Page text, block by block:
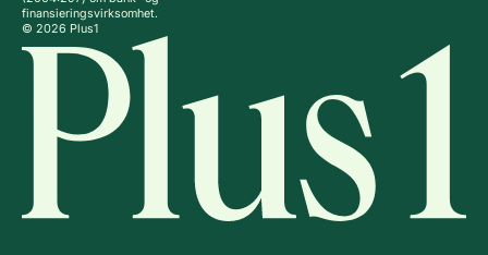
finansieringsvirksomhet.
© 2026 Plus1